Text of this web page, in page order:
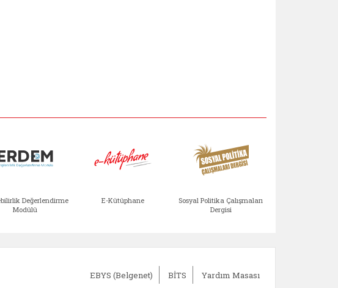
Değerlendirme
Modülü
E-Kütüphane
Sosyal Politika Çalışmaları
Dergisi
EBYS (Belgenet) BİTS Yardım Masası